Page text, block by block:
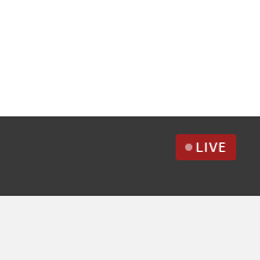
LIVE